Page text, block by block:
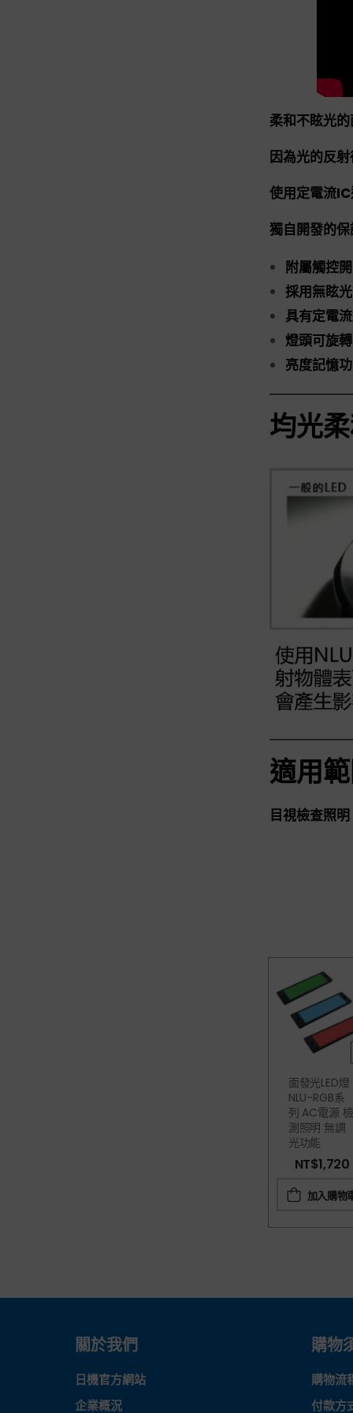
柔和不眩光
因為光的反
使用定電流
獨自開發的
附屬觸控
採用無眩
具有定電
燈頭可旋
亮度記憶
均光
適用
目視檢查照
面發光LED燈
NLU-RGB系
列 AC電源 檢
測照明 無調
光功能
NT$1,720
加入購物
關於我們
日機官方網站
企業概況
購物
購物流
付款方